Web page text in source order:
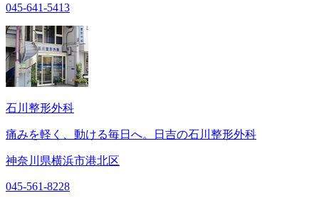
045-641-5413
石川整形外科
痛みを軽く、動ける毎日へ。日吉の石川整形外科
神奈川県横浜市港北区
045-561-8228